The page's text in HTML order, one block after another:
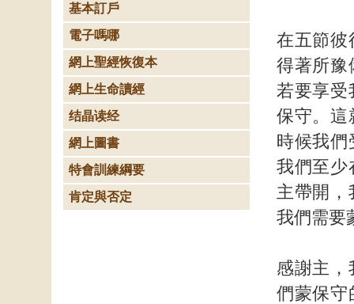
在五節彼
得著所豫
若要享受
保守。這
時候我們
我們至少
主帶開，
我們需要
感謝主，
們蒙保守
基本訂戶
電子嗎哪
網上聖經恢復本
網上生命讀經
结晶读经
網上圖書
特會訓練綱要
肯定與否定